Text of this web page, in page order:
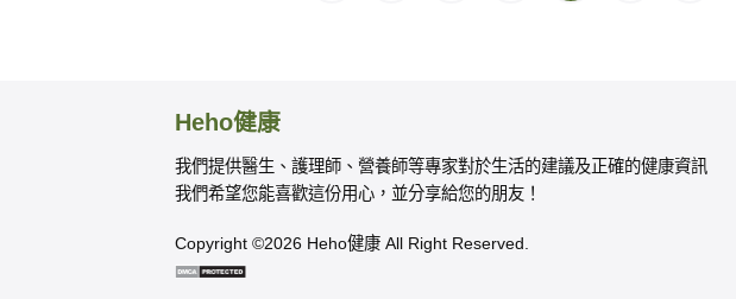
Heho健康
我們提供醫生、護理師、營養師等專家對於生活的建議及正確的健康資訊
我們希望您能喜歡這份用心，並分享給您的朋友！
Copyright ©2026 Heho健康 All Right Reserved.